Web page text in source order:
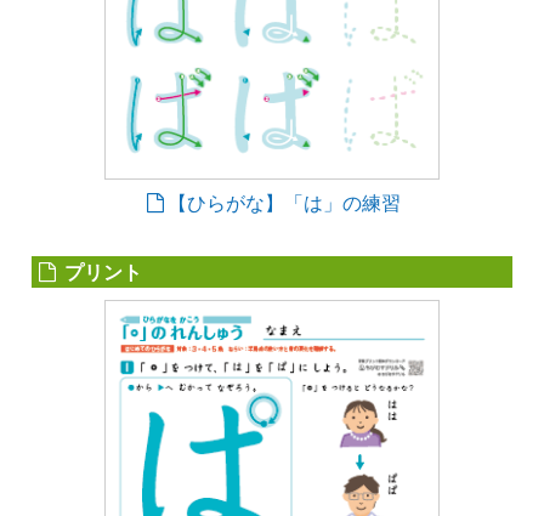
【ひらがな】「は」の練習
プリント